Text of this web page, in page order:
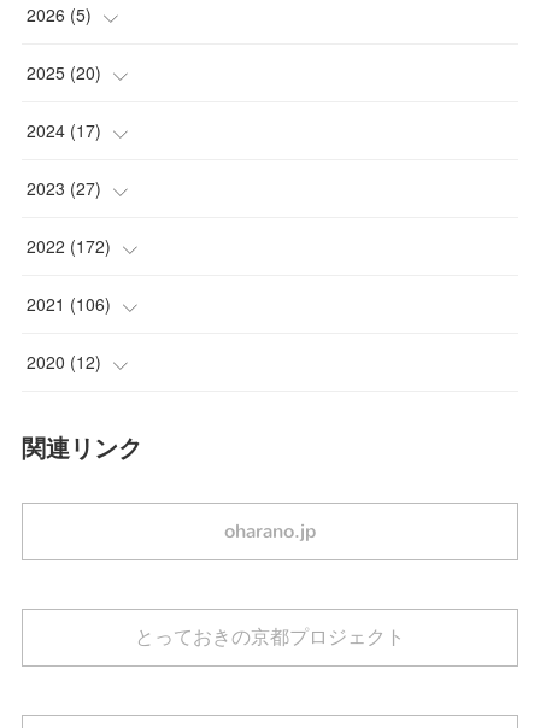
2026 (5)
(1)
(2)
(2)
2025 (20)
(1)
(2)
(3)
( 1)
1)
(1 )
2024 (17)
(2)
(3)
(2)
( 1)
(1 )
2023 (27)
(2)
(2)
(1)
( )
2022 (172)
(5)
(9)
(
2021 (106)
(22
2020 (12)
関連リンク
oharano.jp
とっておきの京都プロジェクト